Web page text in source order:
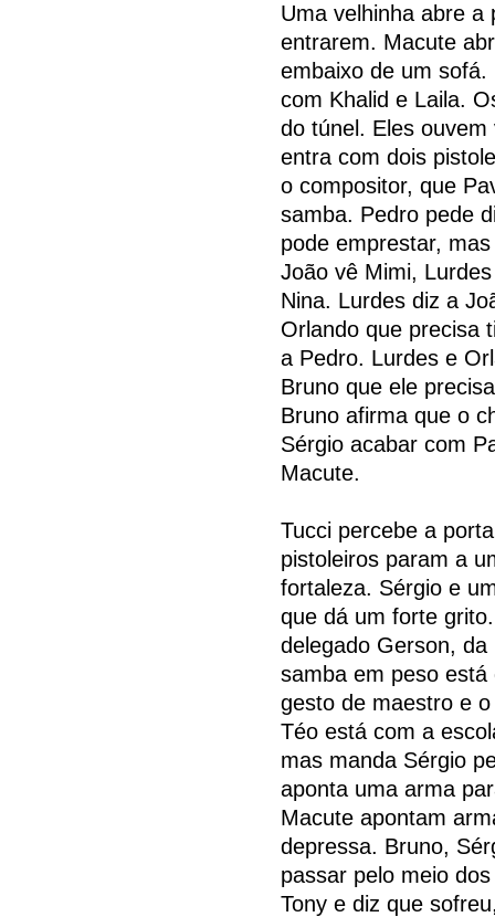
Uma velhinha abre
entrarem. Macute
embaixo de um
com Khalid e Laila.
do túnel. Eles
entra com dois
o compositor, que
samba. Pedro pede
pode emprestar,
João vê Mimi,
Nina. Lurdes diz a
Orlando que precisa
a Pedro. Lurdes e
Bruno que ele
Bruno afirma que o
Sérgio acabar com
Macute.
Tucci percebe a
pistoleiros param a
fortaleza. Sérgio e
que dá um forte
delegado Gerson,
samba em peso
gesto de maestro e
Téo está com a
mas manda Sérgio
aponta uma arma
Macute apontam
depressa. Bruno,
passar pelo meio
Tony e diz que